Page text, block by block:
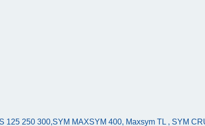
125 250 300,SYM MAXSYM 400, Maxsym TL , SYM